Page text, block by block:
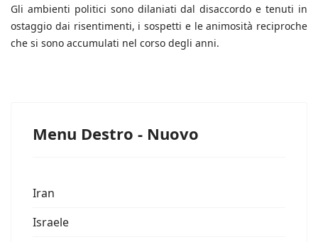
Gli ambienti politici sono dilaniati dal disaccordo e tenuti in
ostaggio dai risentimenti, i sospetti e le animosità reciproche
che si sono accumulati nel corso degli anni.
Menu Destro - Nuovo
Iran
Israele